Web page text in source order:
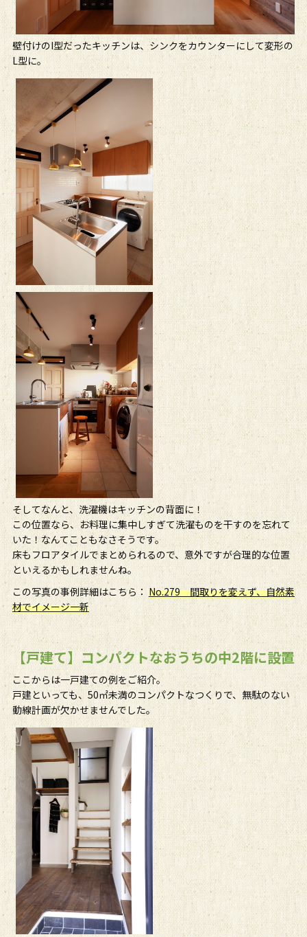
壁付けのI型だったキッチンは、シンクをカウンターにして変形の
L型に。
そしてなんと、洗濯機はキッチンの背面に！
この位置なら、お料理に集中しすぎて洗濯ものを干すのを忘れて
いた！なんてこともなさそうです。
床もフロアタイルでまとめられるので、意外ですが合理的な位置
といえるかもしれませんね。
この写真の事例詳細はこちら： No.279 間取りを変えず、自然素
材でイメージ一新
【戸建て】コンパクトなおうちの中2階に設置
ここからは一戸建ての例をご紹介。
戸建といっても、50㎡未満のコンパクトなつくりで、無駄のない
動線計画が欠かせませんでした。